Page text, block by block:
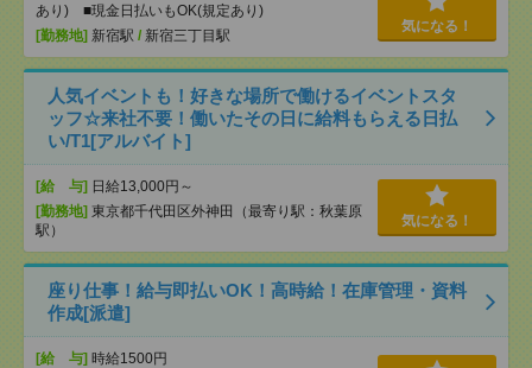
あり) ■現金日払いもOK(規定あり)
[勤務地] 新宿駅 / 新宿三丁目駅
気になる！
人気イベントも！好きな場所で働けるイベントスタ
ッフ☆来社不要！働いたその日に給料もらえる日払
い/T1[アルバイト]
[給 与] 日給13,000円～
[勤務地] 東京都千代田区外神田（最寄り駅：秋葉原
駅）
気になる！
座り仕事！給与即払いOK！高時給！在庫管理・資料
作成[派遣]
[給 与] 時給1500円